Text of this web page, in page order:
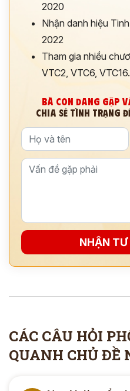
2020
Nhận danh hiệu
2022
Tham gia nhiều
VTC2, VTC6,
BÀ CON ĐANG GẶP
CHIA SẺ TÌNH TRẠNG
NHẬN TƯ
CÁC CÂU HỎI
QUANH CHỦ ĐỀ
CÙNG CHUYÊN GIA Y HỌC CỔ